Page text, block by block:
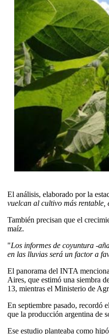
El análisis, elaborado por la
vuelcan al cultivo más
También precisan que el
maíz.
"Los informes de coyuntura -
en las lluvias será un factor a
El panorama del INTA
Aires, que estimó una siembra
13, mientras el Ministerio de
En septiembre pasado, recordó
que la producción argentina de
Ese estudio planteaba como